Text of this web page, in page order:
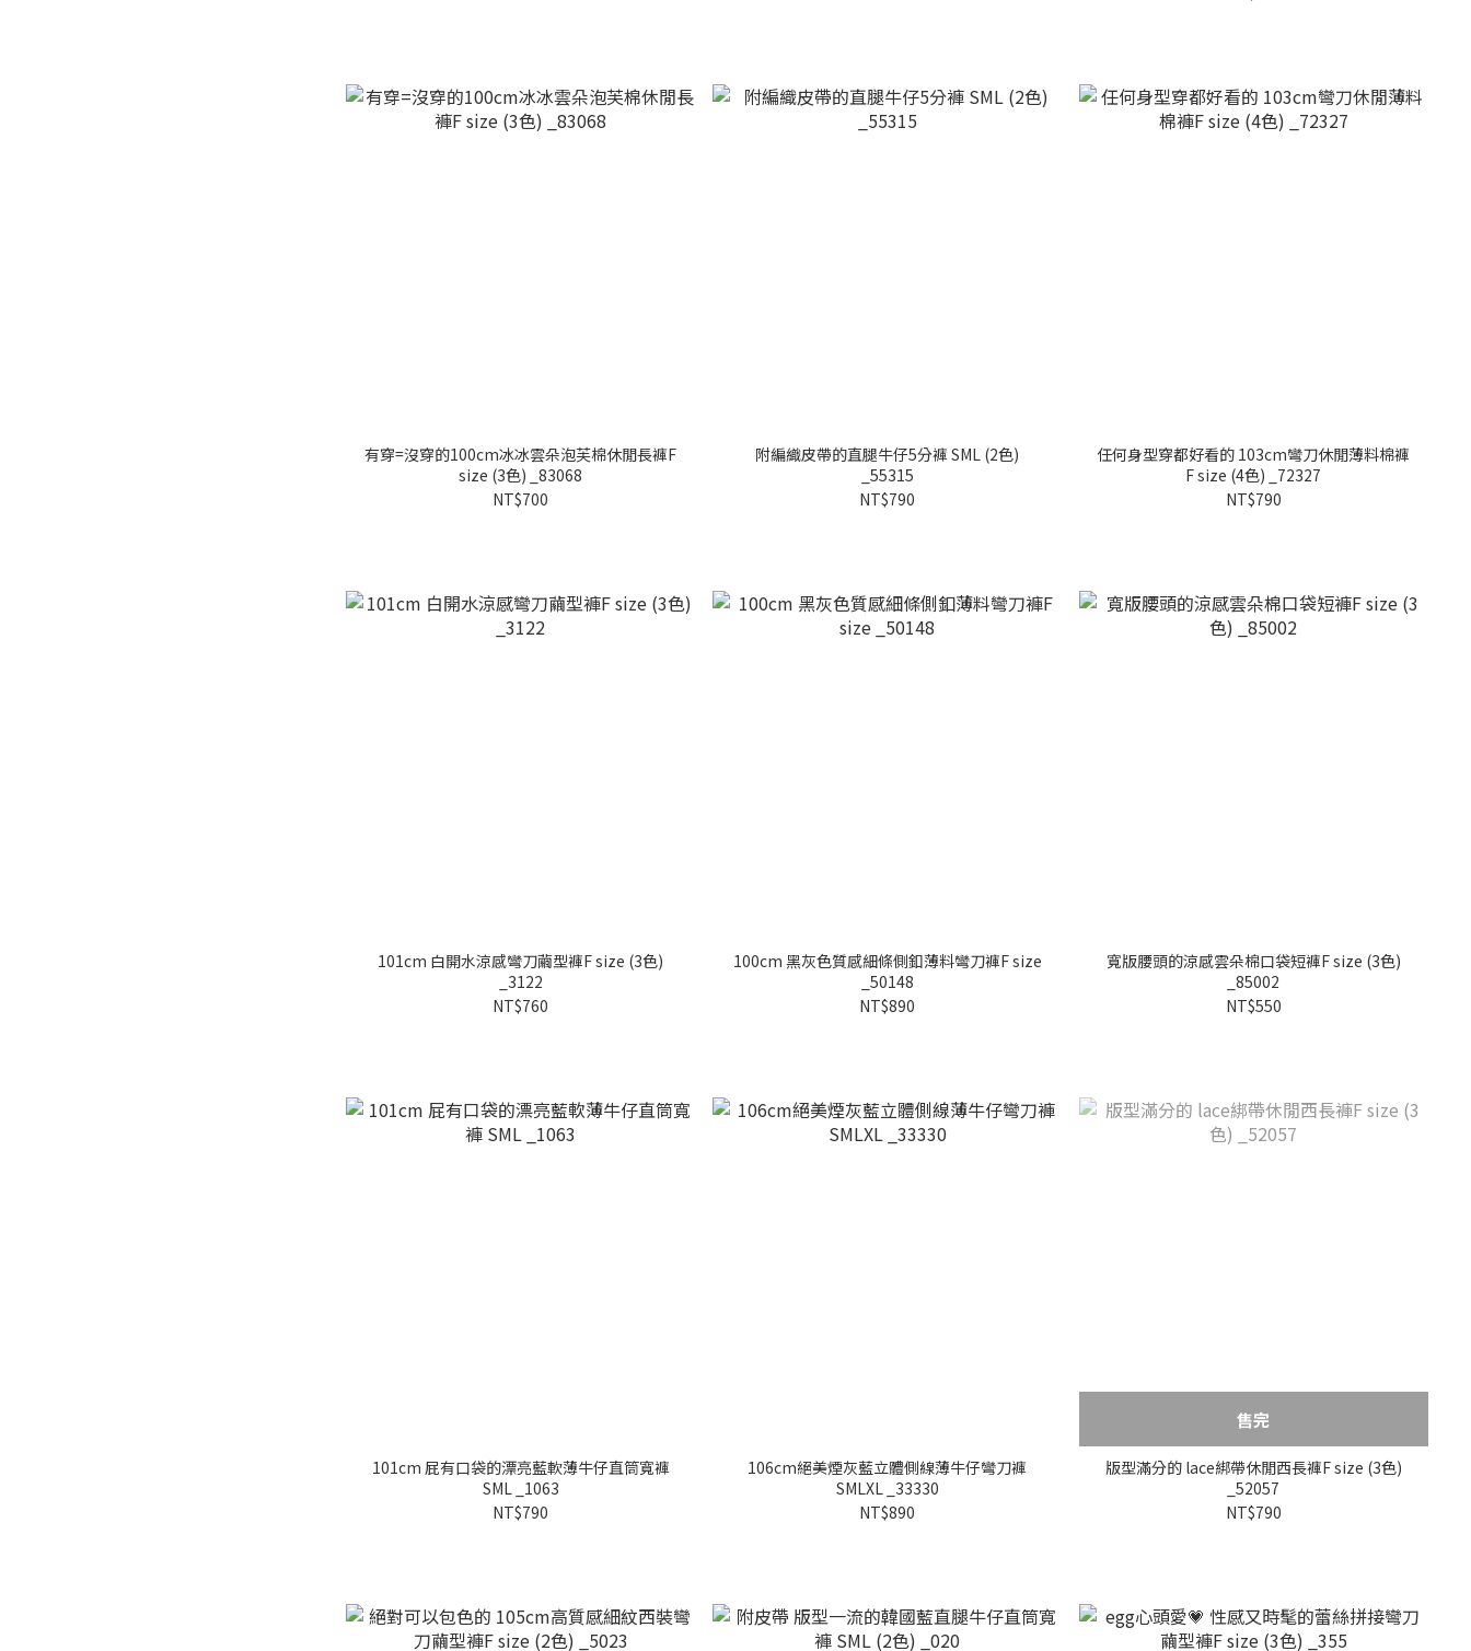
有穿=沒穿的100cm冰冰雲朵泡芙棉休閒長褲F
size (3色) _83068
NT$700
附編織皮帶的直腿牛仔5分褲 SML (2色)
_55315
NT$790
任何身型穿都好看的 103cm彎刀休閒薄料棉褲
F size (4色) _72327
NT$790
101cm 白開水涼感彎刀繭型褲F size (3色)
_3122
NT$760
100cm 黑灰色質感細條側釦薄料彎刀褲F size
_50148
NT$890
寬版腰頭的涼感雲朵棉口袋短褲F size (3色)
_85002
NT$550
101cm 屁有口袋的漂亮藍軟薄牛仔直筒寬褲
SML _1063
NT$790
106cm絕美煙灰藍立體側線薄牛仔彎刀褲
SMLXL _33330
NT$890
售完
版型滿分的 lace綁帶休閒西長褲F size (3色)
_52057
NT$790